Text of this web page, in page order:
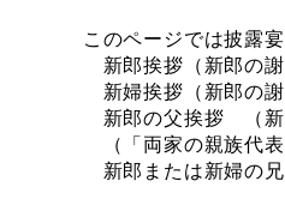
このページでは披露
新郎挨拶（新郎の謝
新婦挨拶（新郎の謝
新郎の父挨拶 （新
（「両家の親族代表
新郎または新婦の
をご紹介